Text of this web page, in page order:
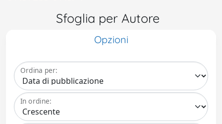
Sfoglia per Autore
Opzioni
Ordina per:
In ordine: